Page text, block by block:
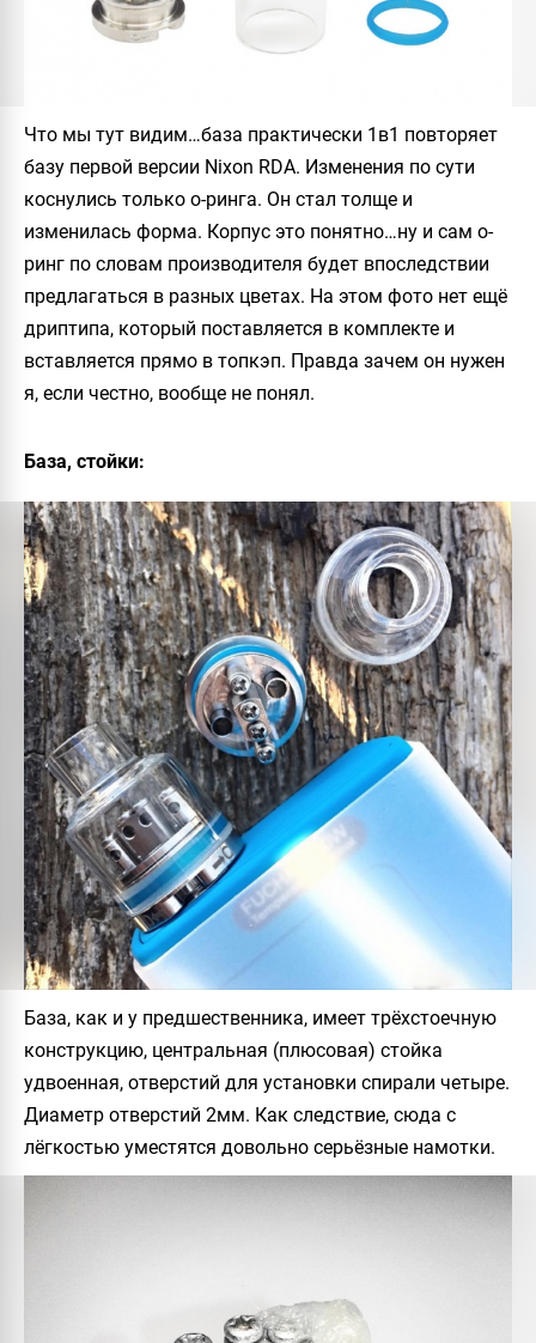
Что мы тут видим…база практически 1в1 повторяет
базу первой версии Nixon RDA. Изменения по сути
коснулись только о-ринга. Он стал толще и
изменилась форма. Корпус это понятно…ну и сам о-
ринг по словам производителя будет впоследствии
предлагаться в разных цветах. На этом фото нет ещё
дриптипа, который поставляется в комплекте и
вставляется прямо в топкэп. Правда зачем он нужен
я, если честно, вообще не понял.
База, стойки:
База, как и у предшественника, имеет трёхстоечную
конструкцию, центральная (плюсовая) стойка
удвоенная, отверстий для установки спирали четыре.
Диаметр отверстий 2мм. Как следствие, сюда с
лёгкостью уместятся довольно серьёзные намотки.